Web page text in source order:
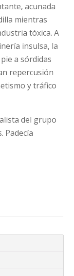
acunada
mientras
tóxica. A
insulsa, la
a sórdidas
repercusión
y tráfico
del grupo
Padecía